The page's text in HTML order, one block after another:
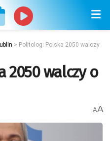
> Politolog: Polska 2050 walczy
2050 walczy o
AA